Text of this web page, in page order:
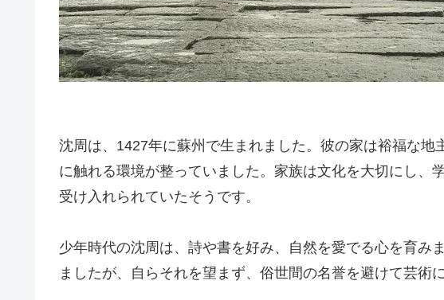
沈周は、1427年に蘇州で生まれました。彼の家は裕福な
に触れる環境が整っていました。家族は文化を大切にし、
受け入れられていたそうです。
少年時代の沈周は、詩や書を好み、自然を愛でる心を育み
ましたが、自らそれを望まず、俗世間の名誉を避けて芸術